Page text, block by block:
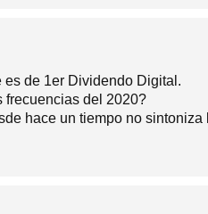
de 1er Dividendo Digital.
frecuencias del 2020?
hace un tiempo no